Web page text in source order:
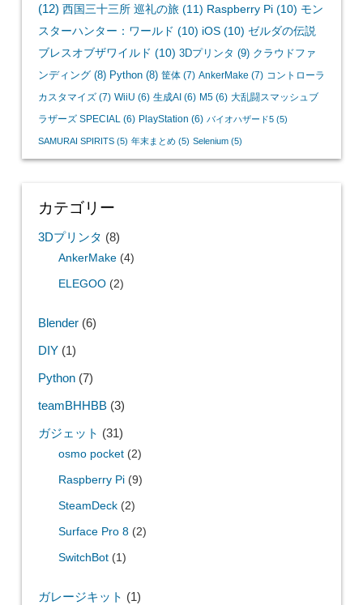
(12) 西国三十三所 巡礼の旅(11) Raspberry Pi(10) モン
スターハンター：ワールド (10) iOS(10) ゼルダの伝説
ブレスオブザワイルド (10) 3Dプリンタ (9) クラウドファ
ンディング(8) Python(8) 筐体(7) AnkerMake (7) コントローラ
カスタマイズ(7) WiiU (6) 生成AI (6) M5(6) 大乱闘スマッシュブ
ラザーズ SPECIAL (6) PlayStation (6) バイオハザード5(5)
SAMURAI SPIRITS(5) 年末まとめ(5) Selenium(5)
カテゴリー
3Dプリンタ (8)
AnkerMake(4)
ELEGOO(2)
Blender(6)
DIY(1)
Python(7)
teamBHHBB(3)
ガジェット (31)
osmo pocket(2)
Raspberry Pi(9)
SteamDeck(2)
Surface Pro 8(2)
SwitchBot(1)
ガレージキット (1)